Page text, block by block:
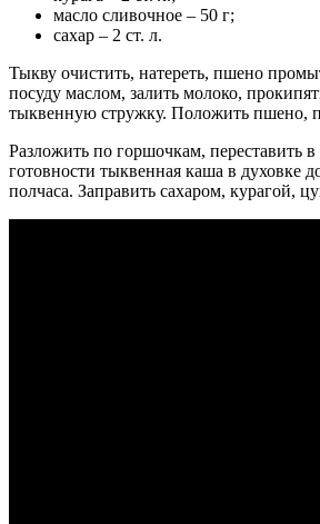
масло сливочное – 50 г;
сахар – 2 ст. л.
Тыкву очистить, натереть, пшено
посуду маслом, залить молоко,
тыквенную стружку. Положить пшено,
Разложить по горшочкам, переставить
готовности тыквенная каша в духовке
полчаса. Заправить сахаром, курагой,